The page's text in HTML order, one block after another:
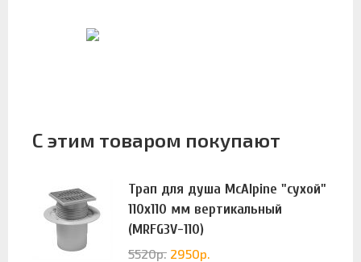
С этим товаром покупают
Трап для душа McAlpine "сухой"
110х110 мм вертикальный
(MRFG3V-110)
5520р. 2950р.